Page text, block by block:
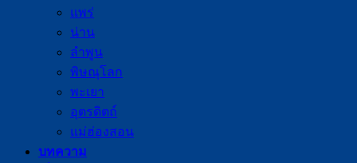
แพร่
น่าน
ลำพูน
พิษณุโลก
พะเยา
อุตรดิตถ์
แม่ฮ่องสอน
บทความ